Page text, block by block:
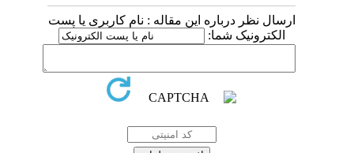
ارسال نظر درباره این مقاله : نام کاربری یا پست
الکترونیک شما: